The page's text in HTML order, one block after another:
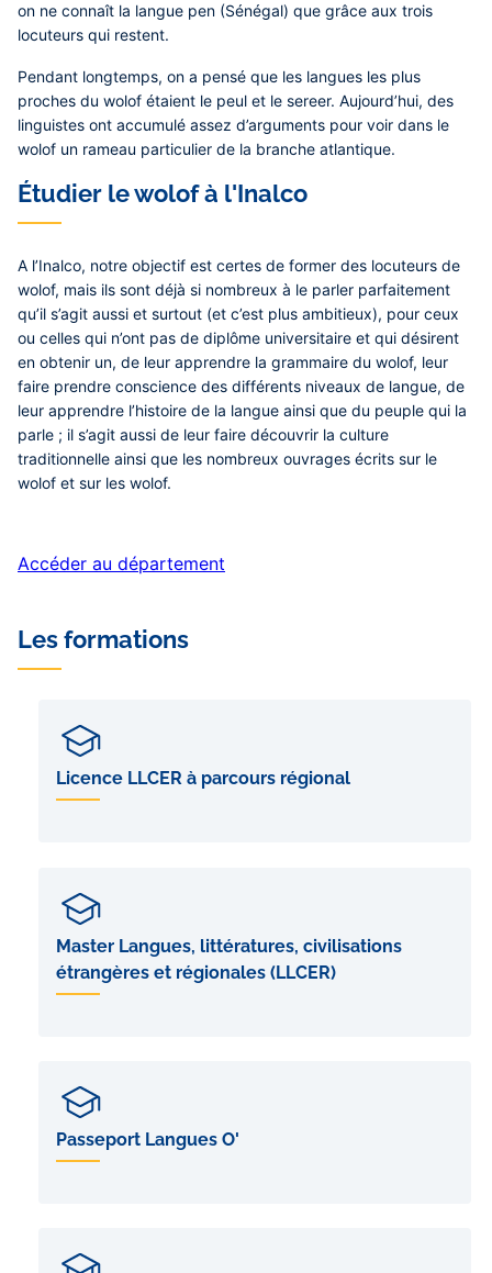
on ne connaît la langue pen (Sénégal) que grâce aux trois
locuteurs qui restent.
Pendant longtemps, on a pensé que les langues les plus
proches du wolof étaient le peul et le sereer. Aujourd’hui, des
linguistes ont accumulé assez d’arguments pour voir dans le
wolof un rameau particulier de la branche atlantique.
Étudier le wolof à l'Inalco
A l’Inalco, notre objectif est certes de former des locuteurs de
wolof, mais ils sont déjà si nombreux à le parler parfaitement
qu’il s’agit aussi et surtout (et c’est plus ambitieux), pour ceux
ou celles qui n’ont pas de diplôme universitaire et qui désirent
en obtenir un, de leur apprendre la grammaire du wolof, leur
faire prendre conscience des différents niveaux de langue, de
leur apprendre l’histoire de la langue ainsi que du peuple qui la
parle ; il s’agit aussi de leur faire découvrir la culture
traditionnelle ainsi que les nombreux ouvrages écrits sur le
wolof et sur les wolof.
Accéder au département
Les formations
Licence LLCER à parcours régional
Master Langues, littératures, civilisations
étrangères et régionales (LLCER)
Passeport Langues O'